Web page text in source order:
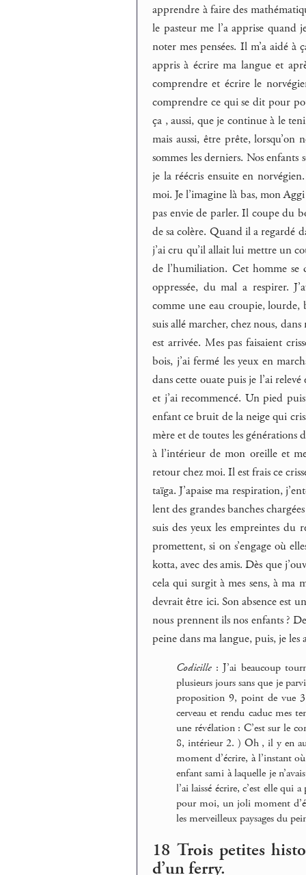
apprendre à faire des
le pasteur me l’a apprise quand
noter mes pensées. Il m’a aidé
appris à écrire ma langue et
comprendre et écrire le
comprendre ce qui se dit pour
ça , aussi, que je continue à le
mais aussi, être prête,
sommes les derniers. Nos
je la réécris ensuite en
moi. Je l’imagine là bas, mon
pas envie de parler. Il coupe du
de sa colère. Quand il a regardé
j’ai cru qu’il allait lui mettre un
de l’humiliation. Cet homme
oppressée, du mal a respirer.
comme une eau croupie, lourde,
suis allé marcher, chez nous,
est arrivée. Mes pas faisaient
bois, j’ai fermé les yeux en
dans cette ouate puis je l’ai
et j’ai recommencé. Un pied
enfant ce bruit de la neige qui
mère et de toutes les générations
à l’intérieur de mon oreille et
retour chez moi. Il est frais ce
taïga. J’apaise ma respiration,
lent des grandes banches
suis des yeux les empreintes du
promettent, si on s’engage où
kotta, avec des amis. Dès que
cela qui surgit à mes sens, à ma
devrait être ici. Son absence est
nous prennent ils nos enfants ?
peine dans ma langue, puis, je les
Codicille : J’ai beaucoup
plusieurs jours sans que je
proposition 9, point de vue
cerveau et rendu caduc mes
une révélation : C’est sur le
8, intérieur 2. ) Oh , il y en
moment d’écrire, à l’instant
enfant sami à laquelle je
l’ai laissé écrire, c’est elle qui
pour moi, un joli moment
les merveilleux paysages du
18 Trois petites
d’un ferry.